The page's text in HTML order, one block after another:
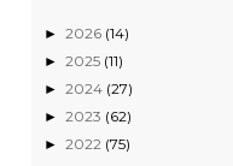
►2026 (14)
►2025 (11)
►2024 (27)
►2023 (62)
►2022 (75)